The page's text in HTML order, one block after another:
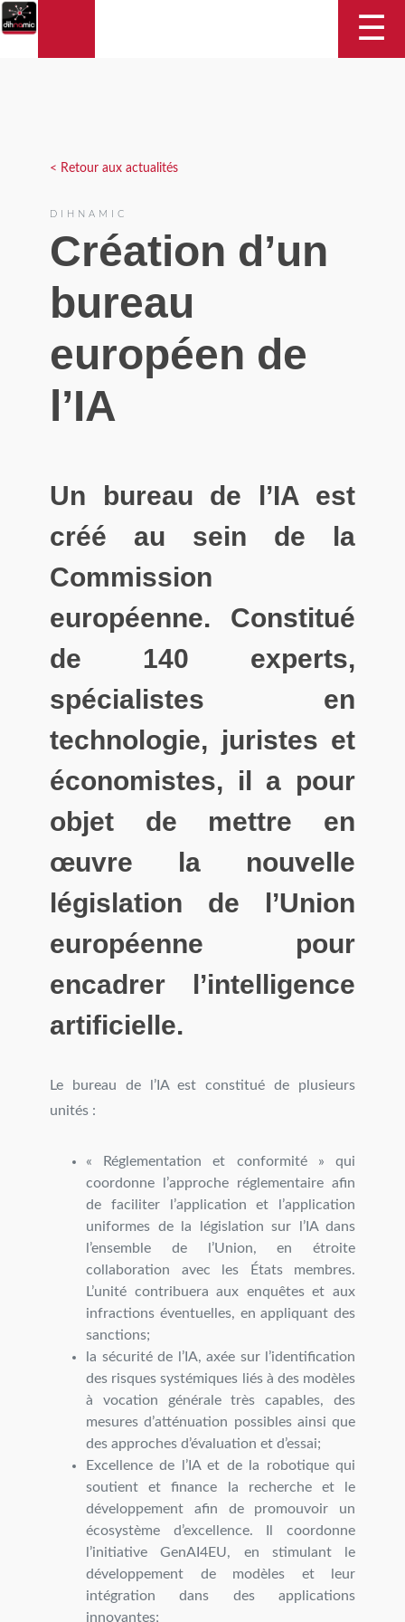
DIHNAMIC
☰
< Retour aux actualités
DIHNAMIC
Création d’un
bureau
européen de
l’IA
Un bureau de l’IA est
créé au sein de la
Commission
européenne. Constitué
de 140 experts,
spécialistes en
technologie, juristes et
économistes, il a pour
objet de mettre en
œuvre la nouvelle
législation de l’Union
européenne pour
encadrer l’intelligence
artificielle.
Le bureau de l’IA est constitué de plusieurs
unités :
« Réglementation et conformité » qui
coordonne l’approche réglementaire afin
de faciliter l’application et l’application
uniformes de la législation sur l’IA dans
l’ensemble de l’Union, en étroite
collaboration avec les États membres.
L’unité contribuera aux enquêtes et aux
infractions éventuelles, en appliquant des
sanctions;
la sécurité de l’IA, axée sur l’identification
des risques systémiques liés à des modèles
à vocation générale très capables, des
mesures d’atténuation possibles ainsi que
des approches d’évaluation et d’essai;
Excellence de l’IA et de la robotique qui
soutient et finance la recherche et le
développement afin de promouvoir un
écosystème d’excellence. Il coordonne
l’initiative GenAI4EU, en stimulant le
développement de modèles et leur
intégration dans des applications
innovantes;